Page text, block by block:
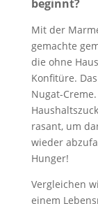
beginnt?
Mit der
gemachte
die ohne
Konfitüre.
Nugat-
rasant, um
wieder
Hunger!
Vergleichen
einem